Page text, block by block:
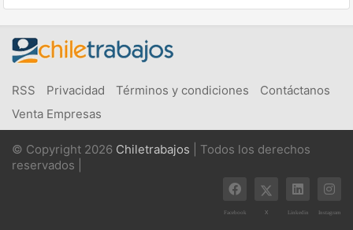
RSS Privacidad Términos y condiciones
Contáctanos
Venta Empresas
© Copyright 2026 Chiletrabajos | Todos los derechos
reservados |
Facebook X Linkedin Instagram